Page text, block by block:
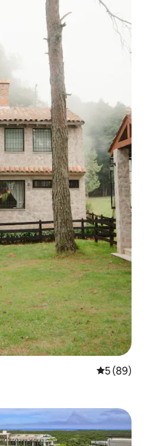
평점 5점(5
5 (89)